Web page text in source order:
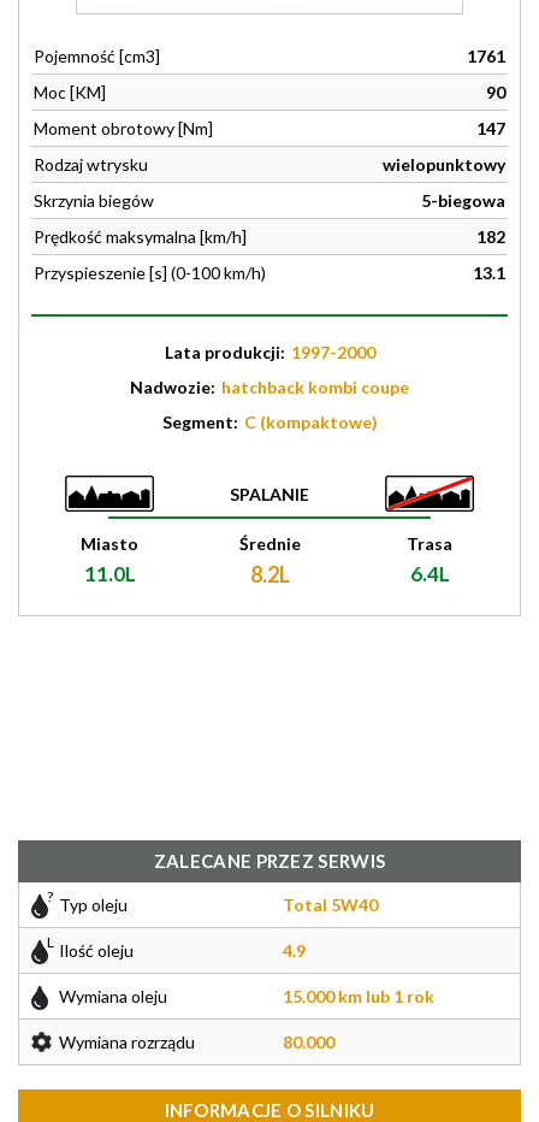
Pojemność [cm3]
1761
Moc [KM]
90
Moment obrotowy [Nm]
147
Rodzaj wtrysku
wielopunktowy
Skrzynia biegów
5-biegowa
Prędkość maksymalna [km/h]
182
Przyspieszenie [s] (0-100 km/h)
13.1
Lata produkcji: 1997-2000
Nadwozie: hatchback kombi coupe
Segment: C (kompaktowe)
SPALANIE
Miasto
11.0L
Średnie
8.2L
Trasa
6.4L
ZALECANE PRZEZ SERWIS
Typ oleju Total 5W40
Ilość oleju 4.9
Wymiana oleju 15.000 km lub 1 rok
Wymiana rozrządu 80.000
INFORMACJE O SILNIKU